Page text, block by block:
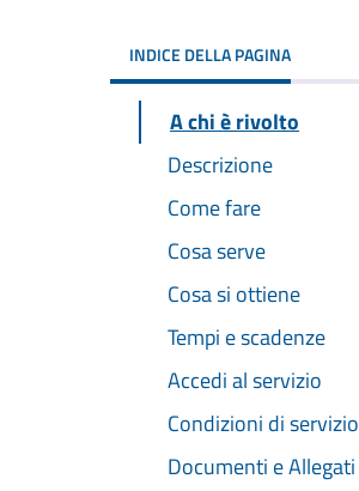
INDICE DELLA PAGINA
A chi è rivolto
Descrizione
Come fare
Cosa serve
Cosa si ottiene
Tempi e scadenze
Accedi al servizio
Condizioni di servizio
Documenti e Allegati